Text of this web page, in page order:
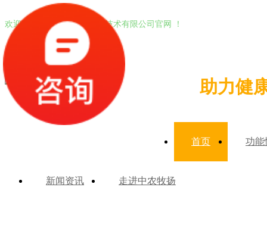
欢迎进入北京中农牧扬生物技术有限公司官网 ！
助力健
首页 功能
新闻资讯 走进中农牧扬